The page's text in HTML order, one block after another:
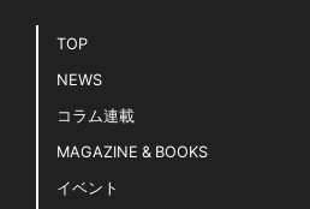
TOP
NEWS
コラム連載
MAGAZINE & BOOKS
イベント